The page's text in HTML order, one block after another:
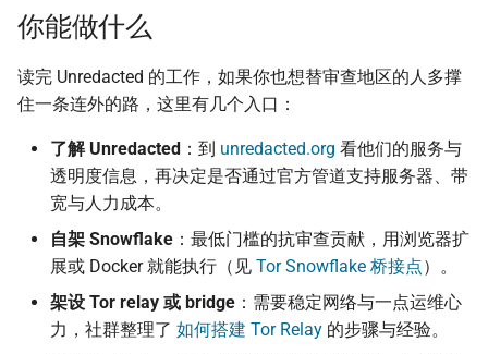
你能做什么
读完 Unredacted 的工作，如果你也想替审查地区的人多撑
住一条连外的路，这里有几个入口：
了解 Unredacted ：到 unredacted.org 看他们的服务与
透明度信息，再决定是否通过官方管道支持服务器、带
宽与人力成本。
自架 Snowflake ：最低门槛的抗审查贡献，用浏览器扩
展或 Docker 就能执行（见 Tor Snowflake 桥接点）。
架设 Tor relay 或 bridge ：需要稳定网络与一点运维心
力，社群整理了 如何搭建 Tor Relay 的步骤与经验。